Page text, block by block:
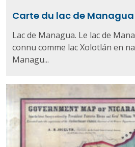
Carte du lac de Managua
Lac de Managua. Le lac de
connu comme lac Xolotlán en
Managu...